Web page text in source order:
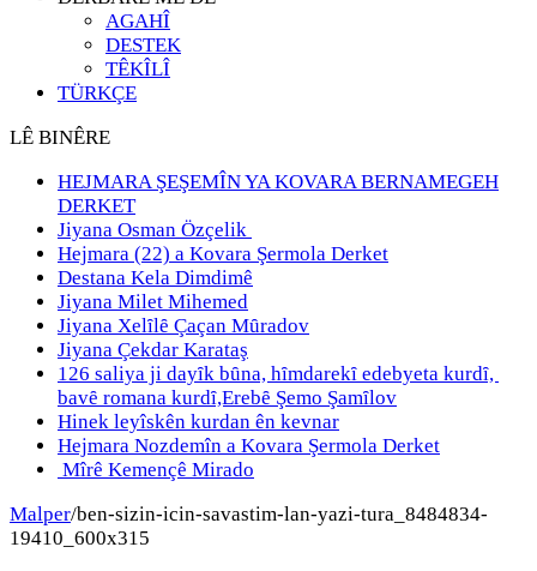
AGAHÎ
DESTEK
TÊKÎLÎ
TÜRKÇE
LÊ BINÊRE
HEJMARA ŞEŞEMÎN YA KOVARA BERNAMEGEH
DERKET
Jiyana Osman Özçelik
Hejmara (22) a Kovara Şermola Derket
Destana Kela Dimdimê
Jiyana Milet Mihemed
Jiyana Xelȋlȇ Çaçan Mȗradov
Jiyana Çekdar Karataş
126 saliya ji dayȋk bȗna, hȋmdarekȋ edebyeta kurdȋ,
bavȇ romana kurdȋ,Erebȇ Şemo Şamȋlov
Hinek leyîskên kurdan ên kevnar
Hejmara Nozdemîn a Kovara Şermola Derket
Mîrê Kemençê Mirado
Malper/ben-sizin-icin-savastim-lan-yazi-tura_8484834-
19410_600x315